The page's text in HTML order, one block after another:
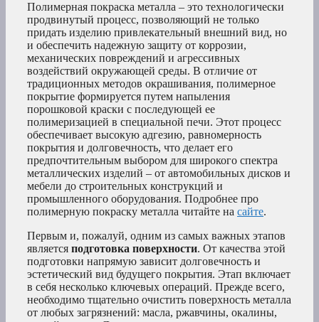
Полимерная покраска металла – это технологически
продвинутый процесс, позволяющий не только
придать изделию привлекательный внешний вид, но
и обеспечить надежную защиту от коррозии,
механических повреждений и агрессивных
воздействий окружающей среды. В отличие от
традиционных методов окрашивания, полимерное
покрытие формируется путем напыления
порошковой краски с последующей ее
полимеризацией в специальной печи. Этот процесс
обеспечивает высокую адгезию, равномерность
покрытия и долговечность, что делает его
предпочтительным выбором для широкого спектра
металлических изделий – от автомобильных дисков и
мебели до строительных конструкций и
промышленного оборудования. Подробнее про
полимерную покраску металла читайте на сайте.
Первым и, пожалуй, одним из самых важных этапов
является подготовка поверхности. От качества этой
подготовки напрямую зависит долговечность и
эстетический вид будущего покрытия. Этап включает
в себя несколько ключевых операций. Прежде всего,
необходимо тщательно очистить поверхность металла
от любых загрязнений: масла, ржавчины, окалины,